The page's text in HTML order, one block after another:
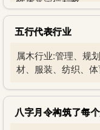
五行代表行业
属木行业:管理、规
材、服装、纺织、体
八字月令构筑了每